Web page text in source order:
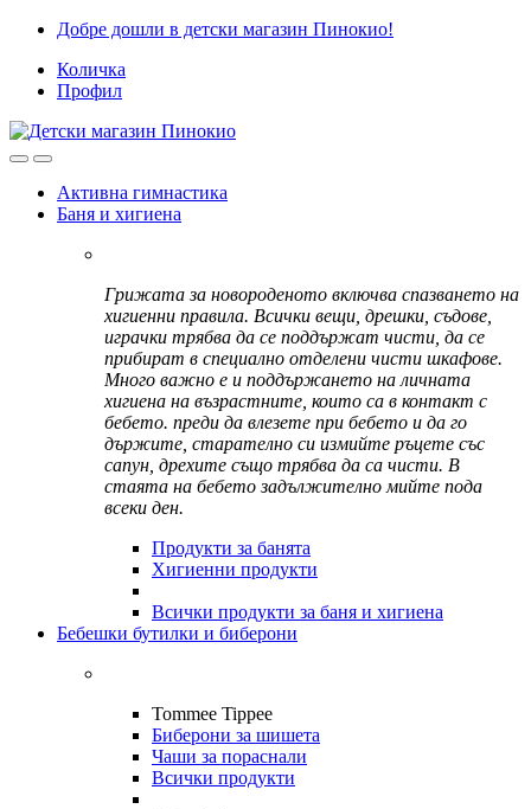
Skip
navigation
Skip
content
Добре дошли в детски магазин Пинокио!
Количка
Профил
Активна гимнастика
Баня и хигиена
Грижата за новороденото включва спазването на
хигиенни правила. Всички вещи, дрешки, съдове,
играчки трябва да се поддържат чисти, да се
прибират в специално отделени чисти шкафове.
Много важно е и поддържането на личната
хигиена на възрастните, които са в контакт с
бебето. преди да влезете при бебето и да го
държите, старателно си измийте ръцете със
сапун, дрехите също трябва да са чисти. В
стаята на бебето задължително мийте пода
всеки ден.
Продукти за банята
Хигиенни продукти
Всички продукти за баня и хигиена
Бебешки бутилки и биберони
Tommee Tippee
Биберони за шишета
Чаши за пораснали
Всички продукти